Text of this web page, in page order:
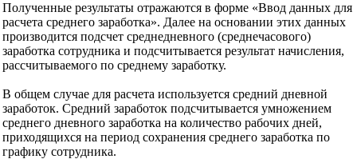
Полученные результаты отражаются в форме «Ввод данных для
расчета среднего заработка». Далее на основании этих данных
производится подсчет среднедневного (среднечасового)
заработка сотрудника и подсчитывается результат начисления,
рассчитываемого по среднему заработку.
В общем случае для расчета используется средний дневной
заработок. Средний заработок подсчитывается умножением
среднего дневного заработка на количество рабочих дней,
приходящихся на период сохранения среднего заработка по
графику сотрудника.